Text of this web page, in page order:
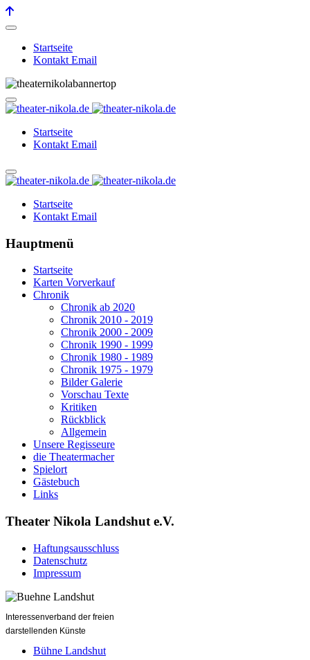
Startseite
Kontakt Email
Startseite
Kontakt Email
Startseite
Kontakt Email
Hauptmenü
Startseite
Karten Vorverkauf
Chronik
Chronik ab 2020
Chronik 2010 - 2019
Chronik 2000 - 2009
Chronik 1990 - 1999
Chronik 1980 - 1989
Chronik 1975 - 1979
Bilder Galerie
Vorschau Texte
Kritiken
Rückblick
Allgemein
Unsere Regisseure
die Theatermacher
Spielort
Gästebuch
Links
Theater Nikola Landshut e.V.
Haftungsausschluss
Datenschutz
Impressum
Interessenverband der freien
darstellenden Künste
Bühne Landshut